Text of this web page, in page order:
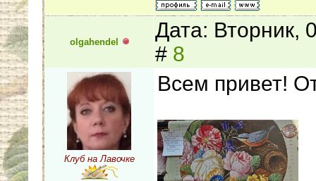
olgahendel
Дата: Вторник,
# 8
Клуб на Лавочке
Всем привет!